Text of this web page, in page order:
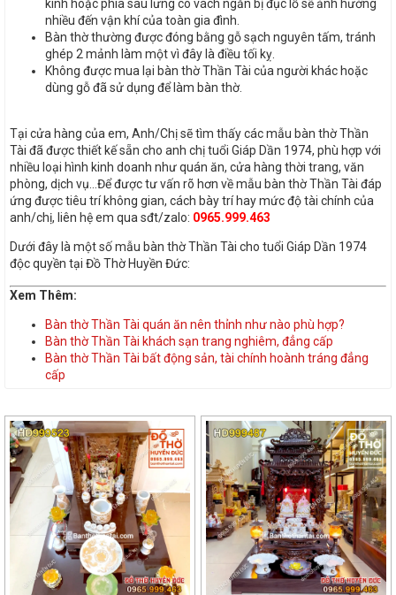
kính hoặc phía sau lưng có vách ngăn bị đục lỗ sẽ ảnh hưởng
nhiều đến vận khí của toàn gia đình.
Bàn thờ thường được đóng bằng gỗ sạch nguyên tấm, tránh
ghép 2 mảnh làm một vì đây là điều tối kỵ.
Không được mua lại bàn thờ Thần Tài của người khác hoặc
dùng gỗ đã sử dụng để làm bàn thờ.
Tại cửa hàng của em, Anh/Chị sẽ tìm thấy các mẫu bàn thờ Thần
Tài đã được thiết kế sẵn cho anh chị tuổi Giáp Dần 1974, phù hợp với
nhiều loại hình kinh doanh như quán ăn, cửa hàng thời trang, văn
phòng, dịch vụ…Để được tư vấn rõ hơn về mẫu bàn thờ Thần Tài đáp
ứng được tiêu trí không gian, cách bày trí hay mức độ tài chính của
anh/chị, liên hệ em qua sđt/zalo: 0965.999.463
Dưới đây là một số mẫu bàn thờ Thần Tài cho tuổi Giáp Dần 1974
độc quyền tại Đồ Thờ Huyền Đức:
Xem Thêm:
Bàn thờ Thần Tài quán ăn nên thỉnh như nào phù hợp?
Bàn thờ Thần Tài khách sạn trang nghiêm, đẳng cấp
Bàn thờ Thần Tài bất động sản, tài chính hoành tráng đẳng
cấp